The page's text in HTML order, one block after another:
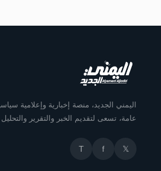
اليمني الجديد، منصة إخبارية وإعلامية
عامة، تسعى لتقديم الخبر والتقرير
𝕏
f
T